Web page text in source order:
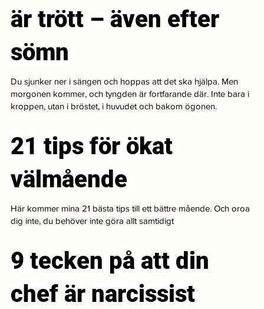
är trött – även efter
sömn
Du sjunker ner i sängen och hoppas att det ska hjälpa. Men
morgonen kommer, och tyngden är fortfarande där. Inte bara i
kroppen, utan i bröstet, i huvudet och bakom ögonen.
21 tips för ökat
välmående
Här kommer mina 21 bästa tips till ett bättre mående. Och oroa
dig inte, du behöver inte göra allt samtidigt
9 tecken på att din
chef är narcissist